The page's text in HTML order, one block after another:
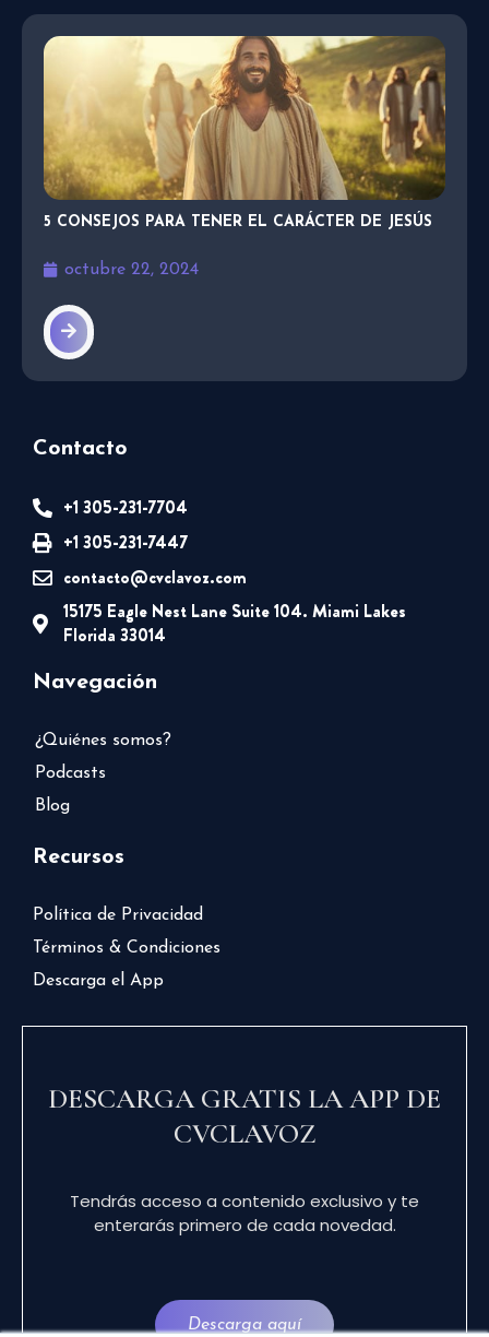
5 CONSEJOS PARA TENER EL CARÁCTER DE JESÚS
octubre 22, 2024
Contacto
+1 305-231-7704
+1 305-231-7447
contacto@cvclavoz.com
15175 Eagle Nest Lane Suite 104. Miami Lakes
Florida 33014
Navegación
¿Quiénes somos?
Podcasts
Blog
Recursos
Política de Privacidad
Términos & Condiciones
Descarga el App
DESCARGA GRATIS LA APP DE
CVCLAVOZ
Tendrás acceso a contenido exclusivo y te
enterarás primero de cada novedad.
Descarga aquí